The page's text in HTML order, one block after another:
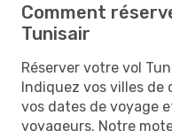
Comment
Tunisair
Réserver votre vol
Indiquez vos villes de
vos dates de voyage
voyageurs. Notre